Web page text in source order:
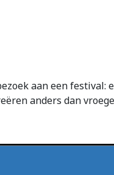
aan een festival:
anders dan